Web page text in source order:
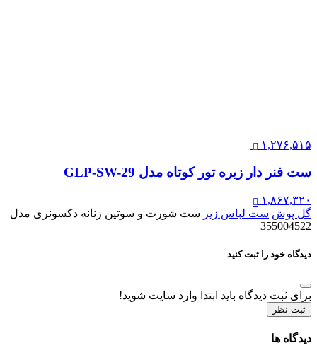
۱,۲۷۶,۵۱۵
ست فنر دار زیره تور کوتاه مدل GLP-SW-29
۱,۸۶۷,۳۲۰
گل پوش ست لباس زیر ست شورت و سوتین زنانه دکسونری مدل
355004522
دیدگاه خود را ثبت کنید
برای ثبت دیدگاه باید ابتدا وارد سایت شوید!
ثبت نظر
دیدگاه ها